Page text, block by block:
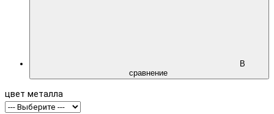
В
сравнение
цвет металла